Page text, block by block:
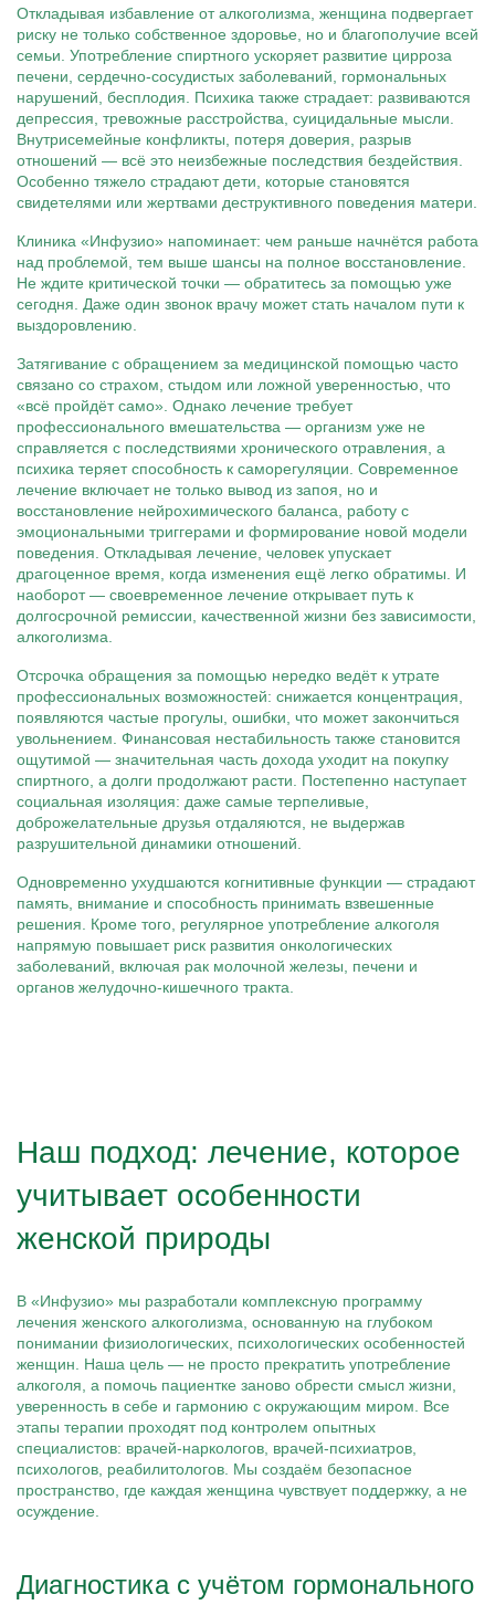
Откладывая избавление от алкоголизма, женщина подвергает
риску не только собственное здоровье, но и благополучие всей
семьи. Употребление спиртного ускоряет развитие цирроза
печени, сердечно-сосудистых заболеваний, гормональных
нарушений, бесплодия. Психика также страдает: развиваются
депрессия, тревожные расстройства, суицидальные мысли.
Внутрисемейные конфликты, потеря доверия, разрыв
отношений — всё это неизбежные последствия бездействия.
Особенно тяжело страдают дети, которые становятся
свидетелями или жертвами деструктивного поведения матери.
Клиника «Инфузио» напоминает: чем раньше начнётся работа
над проблемой, тем выше шансы на полное восстановление.
Не ждите критической точки — обратитесь за помощью уже
сегодня. Даже один звонок врачу может стать началом пути к
выздоровлению.
Затягивание с обращением за медицинской помощью часто
связано со страхом, стыдом или ложной уверенностью, что
«всё пройдёт само». Однако лечение требует
профессионального вмешательства — организм уже не
справляется с последствиями хронического отравления, а
психика теряет способность к саморегуляции. Современное
лечение включает не только вывод из запоя, но и
восстановление нейрохимического баланса, работу с
эмоциональными триггерами и формирование новой модели
поведения. Откладывая лечение, человек упускает
драгоценное время, когда изменения ещё легко обратимы. И
наоборот — своевременное лечение открывает путь к
долгосрочной ремиссии, качественной жизни без зависимости,
алкоголизма.
Отсрочка обращения за помощью нередко ведёт к утрате
профессиональных возможностей: снижается концентрация,
появляются частые прогулы, ошибки, что может закончиться
увольнением. Финансовая нестабильность также становится
ощутимой — значительная часть дохода уходит на покупку
спиртного, а долги продолжают расти. Постепенно наступает
социальная изоляция: даже самые терпеливые,
доброжелательные друзья отдаляются, не выдержав
разрушительной динамики отношений.
Одновременно ухудшаются когнитивные функции — страдают
память, внимание и способность принимать взвешенные
решения. Кроме того, регулярное употребление алкоголя
напрямую повышает риск развития онкологических
заболеваний, включая рак молочной железы, печени и
органов желудочно-кишечного тракта.
Наш подход: лечение, которое
учитывает особенности
женской природы
В «Инфузио» мы разработали комплексную программу
лечения женского алкоголизма, основанную на глубоком
понимании физиологических, психологических особенностей
женщин. Наша цель — не просто прекратить употребление
алкоголя, а помочь пациентке заново обрести смысл жизни,
уверенность в себе и гармонию с окружающим миром. Все
этапы терапии проходят под контролем опытных
специалистов: врачей-наркологов, врачей-психиатров,
психологов, реабилитологов. Мы создаём безопасное
пространство, где каждая женщина чувствует поддержку, а не
осуждение.
Диагностика с учётом гормонального